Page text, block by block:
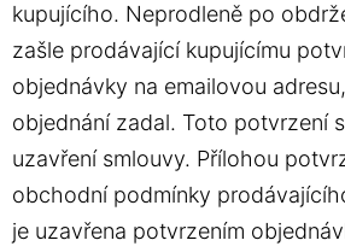
kupujícího. Neprodleně po
zašle prodávající kupujícímu
objednávky na emailovou
objednání zadal. Toto potvrzení
uzavření smlouvy. Přílohou
obchodní podmínky
je uzavřena potvrzením